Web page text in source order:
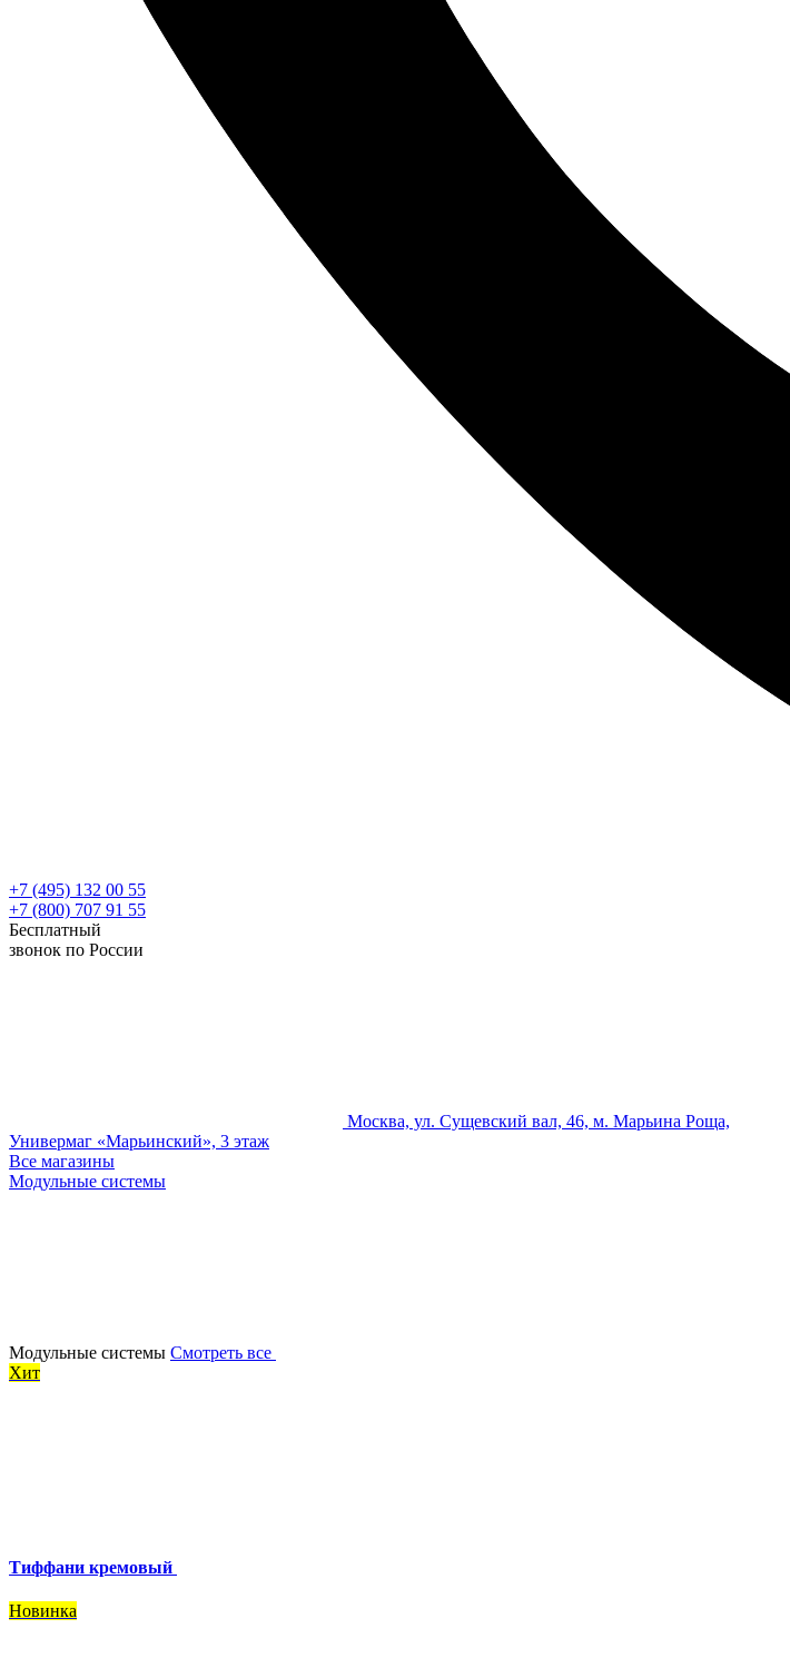
+7 (495) 132 00 55
+7 (800) 707 91 55
Бесплатный
звонок по России
Москва, ул. Сущевский вал, 46, м. Марьина Роща,
Универмаг «Марьинский», 3 этаж
Все магазины
Модульные системы
Модульные системы Смотреть все
Хит
Тиффани кремовый
Новинка